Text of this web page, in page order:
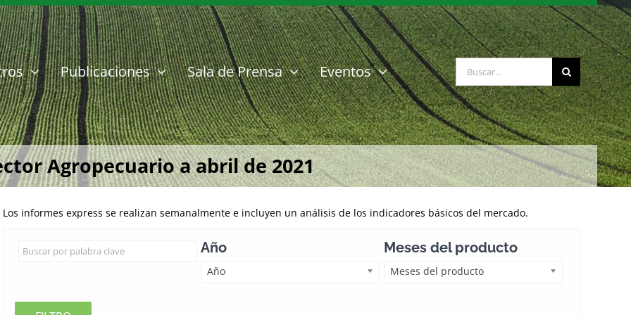
Publicaciones Sala de Prensa Eventos Buscar:
Agropecuario a abril de 2021
Los informes express se realizan semanalmente e incluyen un análisis de los indicadores básicos del mercado.
Año
Año
Meses del producto
Meses del producto